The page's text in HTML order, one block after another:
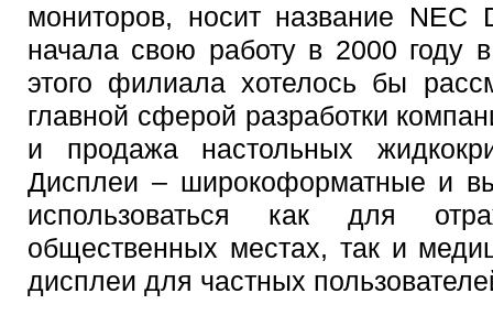
мониторов, носит название NEC
начала свою работу в 2000 году
этого филиала хотелось бы
главной сферой разработки
и продажа настольных
Дисплеи – широкоформатные и
использоваться как для
общественных местах, так и
дисплеи для частных